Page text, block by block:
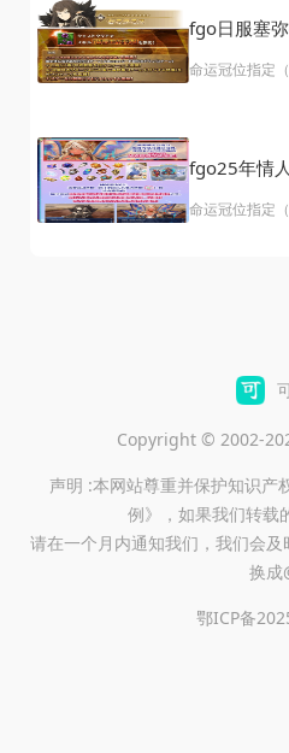
卡的阵容配置
fgo日服塞
命运冠位指定
体强化呢？接
fgo25年情
命运冠位指定
Copyright © 2002-
声明 :本网站尊重并保护知识产
例》，如果我们转载
请在一个月内通知我们，我们会
换成
鄂ICP备